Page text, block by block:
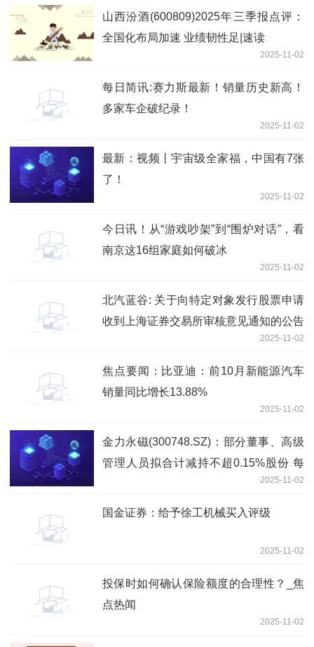
山西汾酒(600809)2025年三季报点评：
全国化布局加速 业绩韧性足|速读
2025-11-02
每日简讯:赛力斯最新！销量历史新高！
多家车企破纪录！
2025-11-02
最新：视频丨宇宙级全家福，中国有7张
了！
2025-11-02
今日讯！从“游戏吵架”到“围炉对话”，看
南京这16组家庭如何破冰
2025-11-02
北汽蓝谷: 关于向特定对象发行股票申请
收到上海证券交易所审核意见通知的公告
2025-11-02
焦点要闻：比亚迪：前10月新能源汽车
销量同比增长13.88%
2025-11-02
金力永磁(300748.SZ)：部分董事、高级
管理人员拟合计减持不超0.15%股份 每
2025-11-02
国金证券：给予徐工机械买入评级
2025-11-02
投保时如何确认保险额度的合理性？_焦
点热闻
2025-11-02